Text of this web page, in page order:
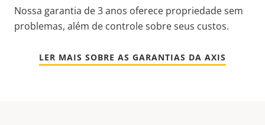
Nossa garantia de 3 anos oferece propriedade sem
problemas, além de controle sobre seus custos.
LER MAIS SOBRE AS GARANTIAS DA AXIS